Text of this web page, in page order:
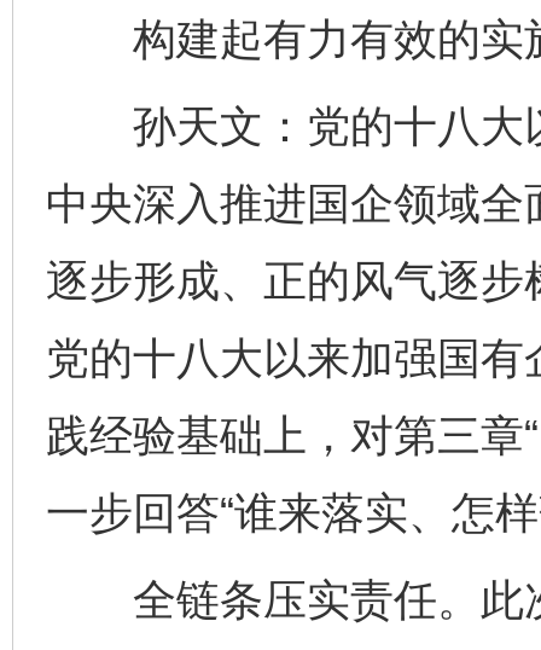
构建起有力有效的实
孙天文：党的十八大
中央深入推进国企领域
逐步形成、正的风气逐
党的十八大以来加强国
践经验基础上，对第三章
一步回答“谁来落实、怎
全链条压实责任。此